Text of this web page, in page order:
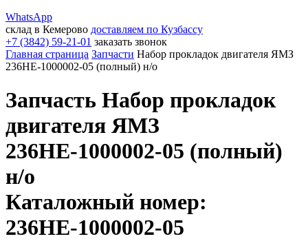
WhatsApp
склад в Кемерово доставляем по Кузбассу
+7 (3842) 59-21-01 заказать звонок
Главная страница Запчасти Набор прокладок двигателя ЯМЗ
236НЕ-1000002-05 (полный) н/о
Запчасть Набор прокладок
двигателя ЯМЗ
236НЕ-1000002-05 (полный)
н/о
Каталожный номер:
236НЕ-1000002-05